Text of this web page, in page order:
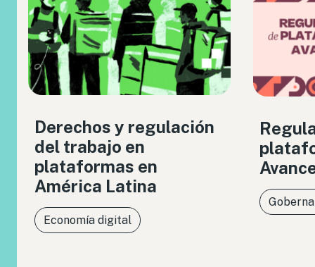
Derechos y regulación
del trabajo en
plataformas en
América Latina
Economía digital